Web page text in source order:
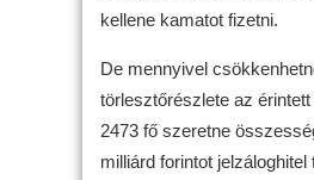
kellene kamatot fizetni.
De mennyivel
törlesztőrészlete az
2473 fő szeretne
milliárd forintot